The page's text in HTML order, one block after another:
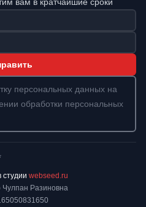
персональных данных на
обработки персональных
Разиновна
студии webseed.ru